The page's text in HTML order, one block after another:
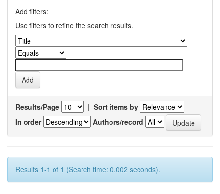
Add filters:
Use filters to refine the search results.
Results/Page | Sort items by
In order
Authors/record
Results 1-1 of 1 (Search time: 0.002 seconds).